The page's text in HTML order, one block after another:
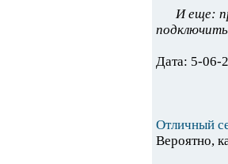
И еще:
подключить
Дата: 5-06-
Отличный
Вероятно,